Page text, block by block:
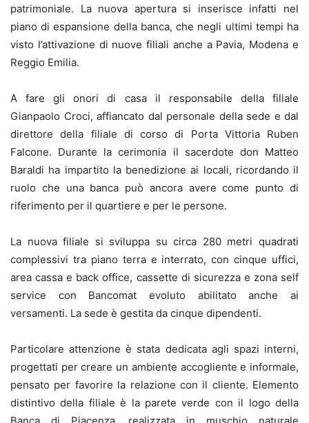
patrimoniale. La nuova apertura si inserisce infatti nel
piano di espansione della banca, che negli ultimi tempi ha
visto l’attivazione di nuove filiali anche a Pavia, Modena e
Reggio Emilia.
A fare gli onori di casa il responsabile della filiale
Gianpaolo Croci, affiancato dal personale della sede e dal
direttore della filiale di corso di Porta Vittoria Ruben
Falcone. Durante la cerimonia il sacerdote don Matteo
Baraldi ha impartito la benedizione ai locali, ricordando il
ruolo che una banca può ancora avere come punto di
riferimento per il quartiere e per le persone.
La nuova filiale si sviluppa su circa 280 metri quadrati
complessivi tra piano terra e interrato, con cinque uffici,
area cassa e back office, cassette di sicurezza e zona self
service con Bancomat evoluto abilitato anche ai
versamenti. La sede è gestita da cinque dipendenti.
Particolare attenzione è stata dedicata agli spazi interni,
progettati per creare un ambiente accogliente e informale,
pensato per favorire la relazione con il cliente. Elemento
distintivo della filiale è la parete verde con il logo della